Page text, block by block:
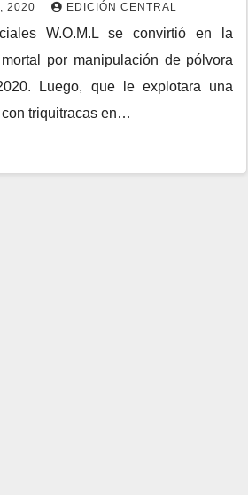
2020 EDICIÓN CENTRAL
W.O.M.L se convirtió en la
por manipulación de pólvora
Luego, que le explotara una
triquitracas en…